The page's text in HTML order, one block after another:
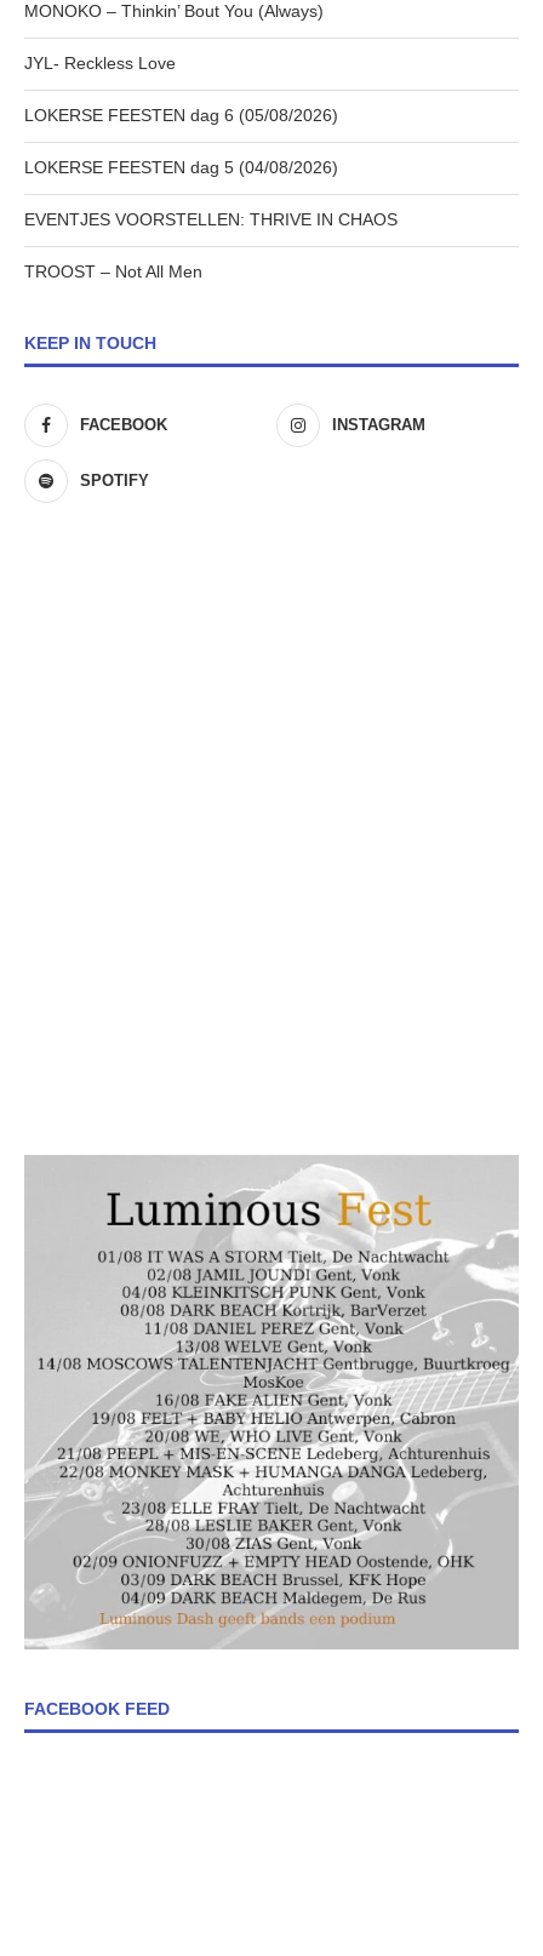
MONOKO – Thinkin’ Bout You (Always)
JYL- Reckless Love
LOKERSE FEESTEN dag 6 (05/08/2026)
LOKERSE FEESTEN dag 5 (04/08/2026)
EVENTJES VOORSTELLEN: THRIVE IN CHAOS
TROOST – Not All Men
KEEP IN TOUCH
FACEBOOK INSTAGRAM
SPOTIFY
FACEBOOK FEED